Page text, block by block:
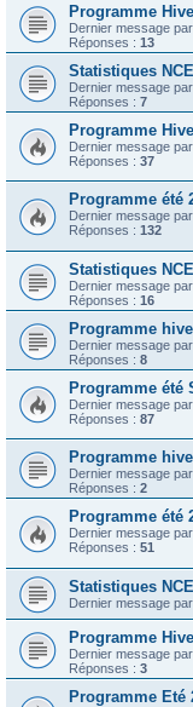
Programme
Dernier message par
Réponses : 13
Statistiques
Dernier message par
Réponses : 7
Programme
Dernier message par
Réponses : 37
Programme été
Dernier message par
Réponses : 132
Statistiques
Dernier message par
Réponses : 16
Programme
Dernier message par
Réponses : 8
Programme été
Dernier message par
Réponses : 87
Programme
Dernier message par
Réponses : 2
Programme été
Dernier message par
Réponses : 51
Statistiques
Dernier message par
Programme
Dernier message par
Réponses : 3
Programme Eté